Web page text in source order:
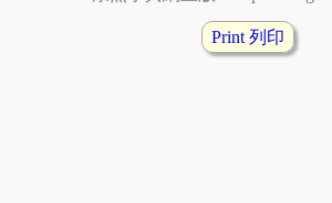
Print 列印